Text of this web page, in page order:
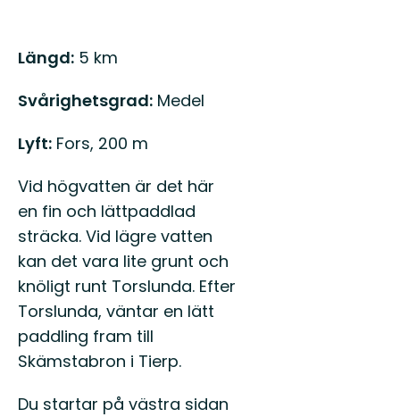
Beskrivning
Längd: 5 km
Svårighetsgrad: Medel
Lyft: Fors, 200 m
Vid högvatten är det här
en fin och lättpaddlad
sträcka. Vid lägre vatten
kan det vara lite grunt och
knöligt runt Torslunda. Efter
Torslunda, väntar en lätt
paddling fram till
Skämstabron i Tierp.
Du startar på västra sidan